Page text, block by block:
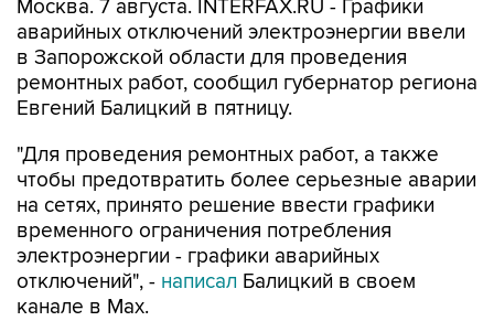
Москва. 7 августа. INTERFAX.RU - Графики
аварийных отключений электроэнергии ввели
в Запорожской области для проведения
ремонтных работ, сообщил губернатор региона
Евгений Балицкий в пятницу.
"Для проведения ремонтных работ, а также
чтобы предотвратить более серьезные аварии
на сетях, принято решение ввести графики
временного ограничения потребления
электроэнергии - графики аварийных
отключений", - написал Балицкий в своем
канале в Max.